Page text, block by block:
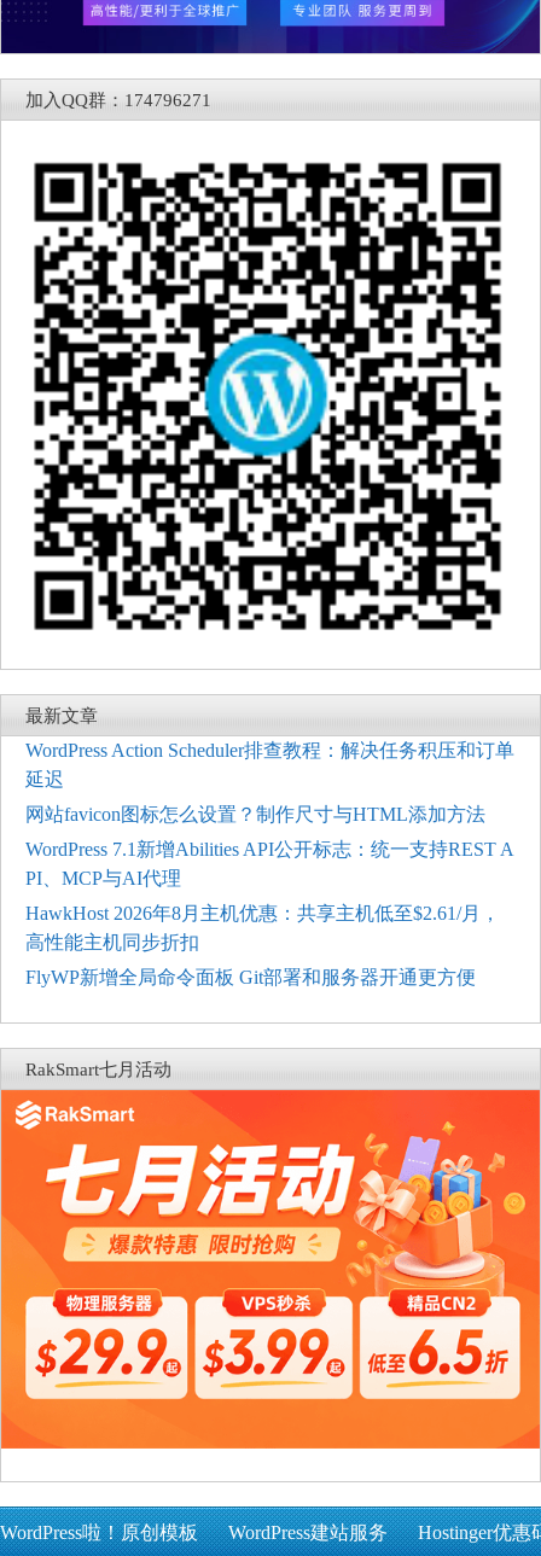
加入QQ群：174796271
最新文章
WordPress Action Scheduler排查教程：解决任务积压和订单
延迟
网站favicon图标怎么设置？制作尺寸与HTML添加方法
WordPress 7.1新增Abilities API公开标志：统一支持REST A
PI、MCP与AI代理
HawkHost 2026年8月主机优惠：共享主机低至$2.61/月，
高性能主机同步折扣
FlyWP新增全局命令面板 Git部署和服务器开通更方便
RakSmart七月活动
WordPress啦！原创模板 WordPress建站服务 Hostinger优惠